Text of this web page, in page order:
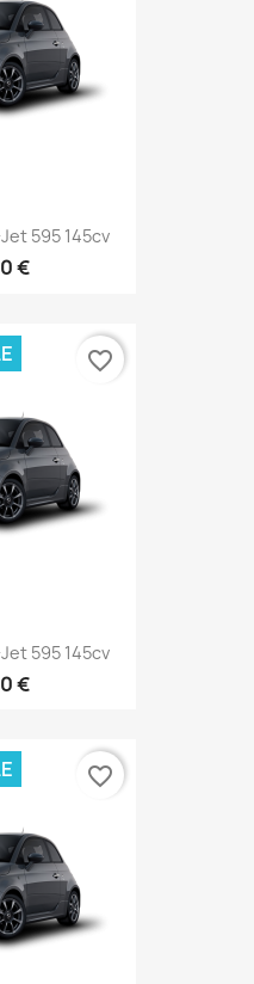
595 145cv
€
595 145cv
€
favorite_border
favorite_border